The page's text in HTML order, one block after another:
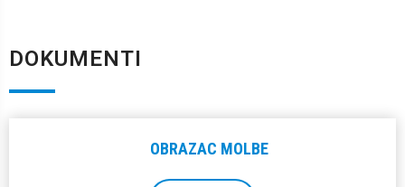
DOKUMENTI
OBRAZAC MOLBE